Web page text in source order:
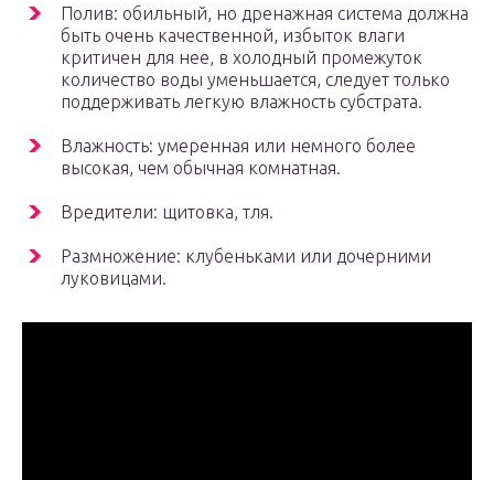
Полив: обильный, но дренажная система должна
быть очень качественной, избыток влаги
критичен для нее, в холодный промежуток
количество воды уменьшается, следует только
поддерживать легкую влажность субстрата.
Влажность: умеренная или немного более
высокая, чем обычная комнатная.
Вредители: щитовка, тля.
Размножение: клубеньками или дочерними
луковицами.